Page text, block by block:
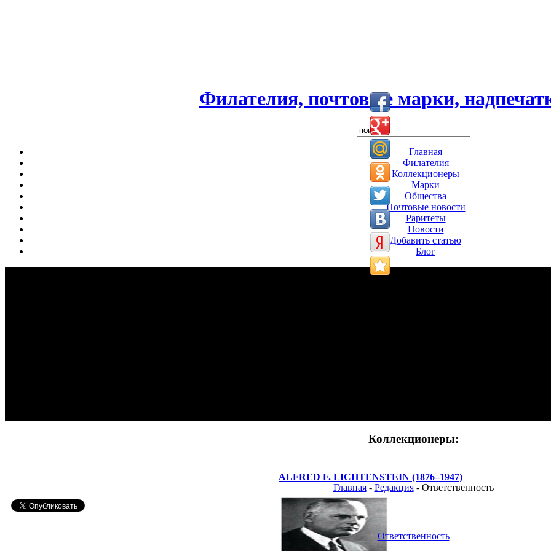
Филателия, почтовые марки,
Главная
Филателия
Коллекционеры
Марки
Общества
Почтовые новости
Раритеты
Новости
Добавить статью
Блог
Коллекционеры:
ALFRED F. LICHTENSTEIN (1876–1947)
Главная- Редакция- Ответственность
Ответственность